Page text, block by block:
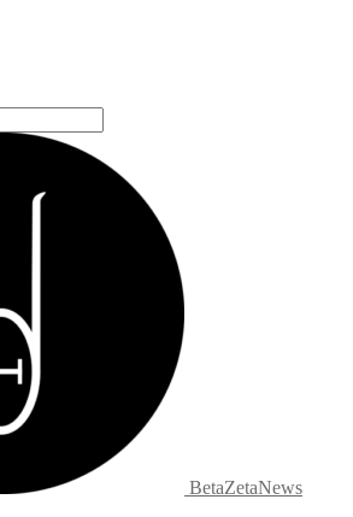
BetaZetaNews